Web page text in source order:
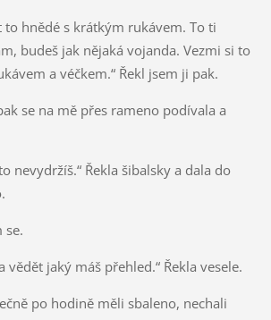
to hnědé s krátkým rukávem. To ti
budeš jak nějaká vojanda. Vezmi si to
a véčkem.“ Řekl jsem ji pak.
se na mě přes rameno podívala a
nevydržíš.“ Řekla šibalsky a dala do
se.
vědět jaký máš přehled.“ Řekla vesele.
po hodině měli sbaleno, nechali